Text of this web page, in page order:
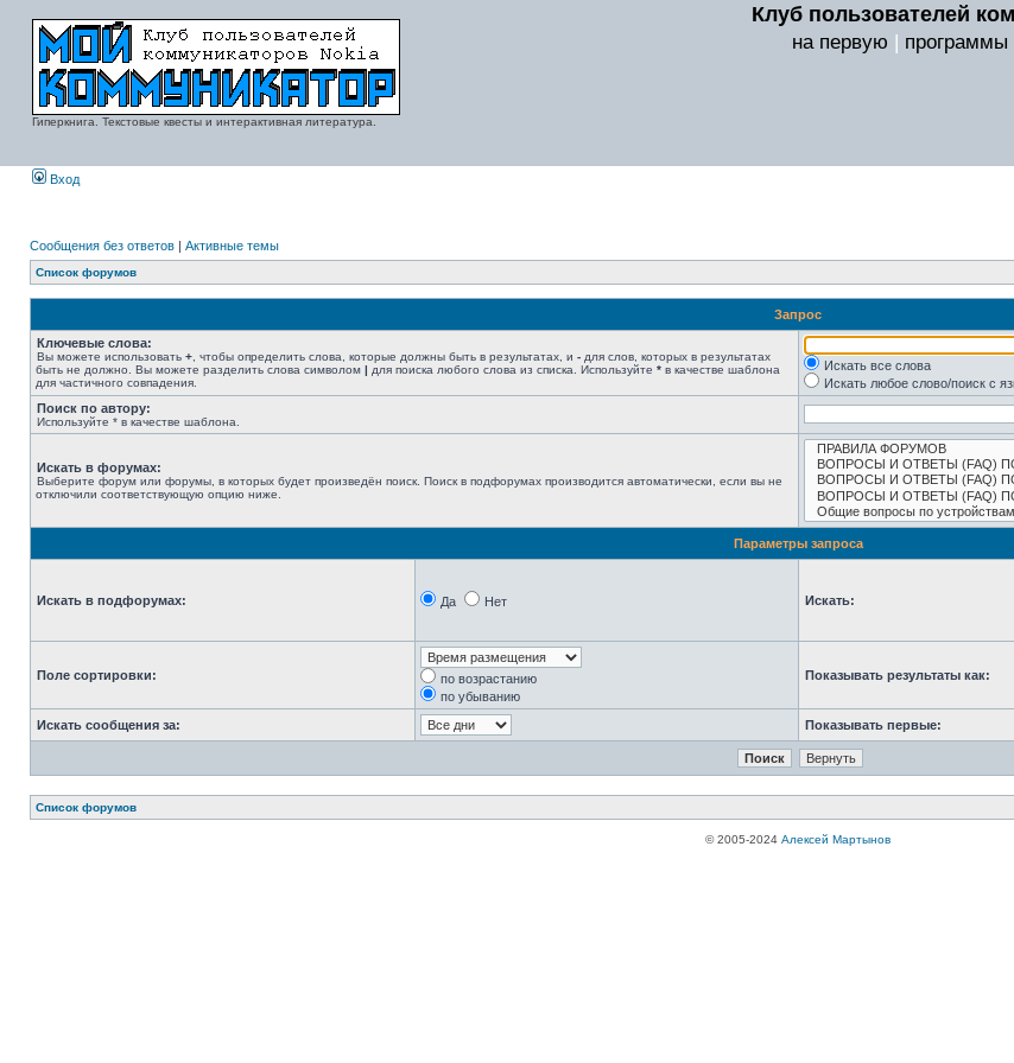
Гиперкнига. Текстовые квесты и интерактивная литература.
Клуб пользователей
на первую | программы
Вход
Сообщения без ответов | Активные темы
Список форумов
Запрос
Ключевые слова:
Вы можете использовать + , чтобы определить слова, которые должны быть в результатах, и - для слов, которых в результатах
быть не должно. Вы можете разделить слова символом | для поиска любого слова из списка. Используйте * в качестве шаблона
для частичного совпадения.
Искать все слова
Искать любое слово/поиск с
Поиск по автору:
Используйте * в качестве шаблона.
Искать в форумах:
Выберите форум или форумы, в которых будет произведён поиск. Поиск в подфорумах производится автоматически, если вы не
отключили соответствующую опцию ниже.
Параметры запроса
Искать в подфорумах: Да Нет Искать:
Поле сортировки:
по возрастанию
по убыванию
Показывать результаты как:
Искать сообщения за: Показывать первые:
Список форумов
© 2005-2024 Алексей Мартынов